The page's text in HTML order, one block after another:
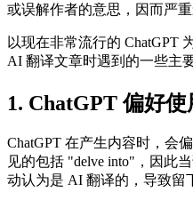
或误解作者的意思，因而严重
以现在非常流行的 ChatGPT
AI 翻译文章时遇到的一些主
1. ChatGPT 偏好
ChatGPT 在产生内容时，会
见的包括 "delve into"，因此
动认为是 AI 翻译的，导致留